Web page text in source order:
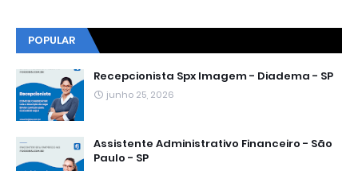
POPULAR
Recepcionista Spx Imagem - Diadema - SP
junho 25, 2026
Assistente Administrativo Financeiro - São
Paulo - SP